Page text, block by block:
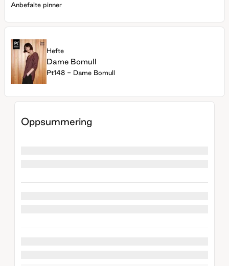
Anbefalte pinner
Hefte
Dame Bomull
Pt148 - Dame Bomull
Oppsummering